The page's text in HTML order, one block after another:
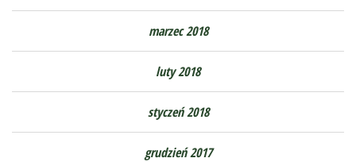
marzec 2018
luty 2018
styczeń 2018
grudzień 2017